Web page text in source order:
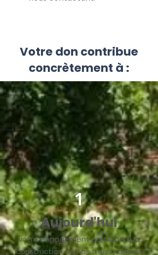
Votre don contribue
concrètement à :
Aujourd'hui
votre engagement participe à la
construction de nos trois maisons,
1